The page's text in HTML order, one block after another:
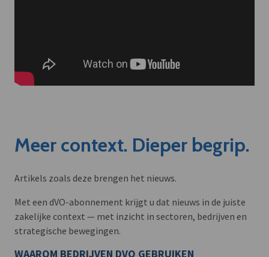
Meer context. Dieper begrip.
Artikels zoals deze brengen het nieuws.
Met een dVO-abonnement krijgt u dat nieuws in de juiste
zakelijke context — met inzicht in sectoren, bedrijven en
strategische bewegingen.
WAAROM BEDRIJVEN DVO GEBRUIKEN